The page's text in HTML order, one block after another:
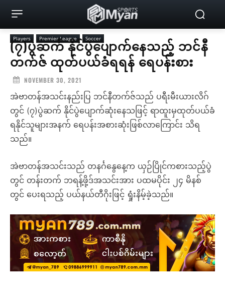
Players Premier League Soccer
(၇)ပွဲဆက် နိုင်ပွဲပျောက်နေသည့် ဘင်နီ
တက်ဇ် ထုတ်ပယ်ခံရရန် ရေပန်းစား
NOVEMBER 30, 2021
အဲဗာတန်အသင်းနည်းပြ ဘင်နီတက်ဇ်သည် ပရီးမီးယားလိဂ်
တွင် (၇)ပွဲဆက် နိုင်ပွဲပျောက်ဆုံးနေသဖြင့် ရာထူးမှထုတ်ပယ်ခံ
ရနိုင်သူများအနက် ရေပန်းအစားဆုံးဖြစ်လာကြောင်း သိရ
သည်။
အဲဗာတန်အသင်းသည် တနင်္ဂနွေနေ့က ယှဉ်ပြိုင်ကစားသည့်ပွဲ
တွင် တန်းတက် ဘရန့်ဖို့ဒ်အသင်းအား ပထမပိုင်း ၂၄ မိနစ်
တွင် ပေးရသည့် ပယ်နယ်တီဂိုးဖြင့် ရှုံးနိမ့်ခဲ့သည်။